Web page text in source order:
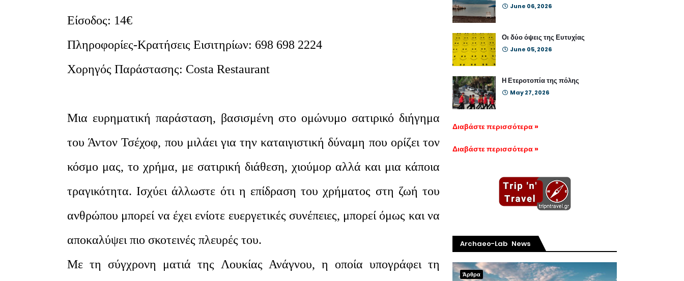
Eίσοδος: 14€
Πληροφορίες-Κρατήσεις Εισιτηρίων: 698 698 2224
Χορηγός Παράστασης: Costa Restaurant
Μια ευρηματική παράσταση, βασισμένη στο ομώνυμο σατιρικό διήγημα
του Άντον Τσέχοφ, που μιλάει για την καταιγιστική δύναμη που ορίζει τον
κόσμο μας, το χρήμα, με σατιρική διάθεση, χιούμορ αλλά και μια κάποια
τραγικότητα. Ισχύει άλλωστε ότι η επίδραση του χρήματος στη ζωή του
ανθρώπου μπορεί να έχει ενίοτε ευεργετικές συνέπειες, μπορεί όμως και να
αποκαλύψει πιο σκοτεινές πλευρές του.
Με τη σύγχρονη ματιά της Λουκίας Ανάγνου, η οποία υπογράφει τη
June 06, 2026
Οι δύο όψεις της Ευτυχίας
June 05, 2026
Η Ετεροτοπία της πόλης
May 27, 2026
Διαβάστε περισσότερα »
Διαβάστε περισσότερα »
Archaeo-Lab News
Άρθρα